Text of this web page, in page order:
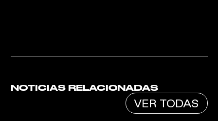
NOTICIAS RELACIONADAS
VER TODAS